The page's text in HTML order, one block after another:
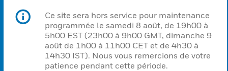
Ce site sera hors service pour maintenance
programmée le samedi 8 août, de 19h00 à
5h00 EST (23h00 à 9h00 GMT, dimanche 9
août de 1h00 à 11h00 CET et de 4h30 à
14h30 IST). Nous vous remercions de votre
patience pendant cette période.